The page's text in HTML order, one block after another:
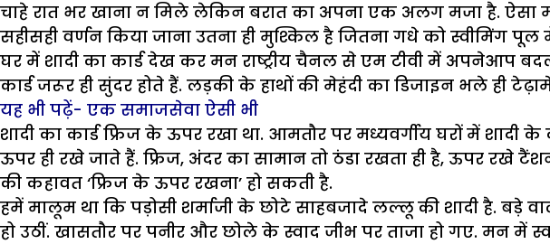
चाहे रात भर खाना न मिले लेकिन बरात का अपना एक अलग मजा है.
सहीसही वर्णन किया जाना उतना ही मुश्किल है जितना गधे को स्वीमिंग पूल
घर में शादी का कार्ड देख कर मन राष्ट्रीय चैनल से एम टीवी में अपनेआप
कार्ड जरूर ही सुंदर होते हैं. लड़की के हाथों की मेहंदी का डिजाइन भले ही
यह भी पढ़ें- एक समाजसेवा ऐसी भी
शादी का कार्ड फ्रिज के ऊपर रखा था. आमतौर पर मध्यवर्गीय घरों में शादी
ऊपर ही रखे जाते हैं. फ्रिज, अंदर का सामान तो ठंडा रखता ही है, ऊपर रखे
की कहावत ‘फ्रिज के ऊपर रखना’ हो सकती है.
हमें मालूम था कि पड़ोसी शर्माजी के छोटे साहबजादे लल्लू की शादी है.
हो उठीं. खासतौर पर पनीर और छोले के स्वाद जीभ पर ताजा हो गए. मन में